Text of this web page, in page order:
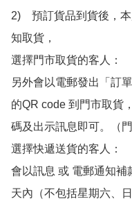
2)　預訂貨品到貨後，
知取貨，
選擇門市取貨的客人：
另外會以電郵發出「訂
的QR code 到門市取貨
碼及出示訊息即可。（
選擇快遞送貨的客人：
會以訊息 或 電郵通知
天內（不包括星期六、